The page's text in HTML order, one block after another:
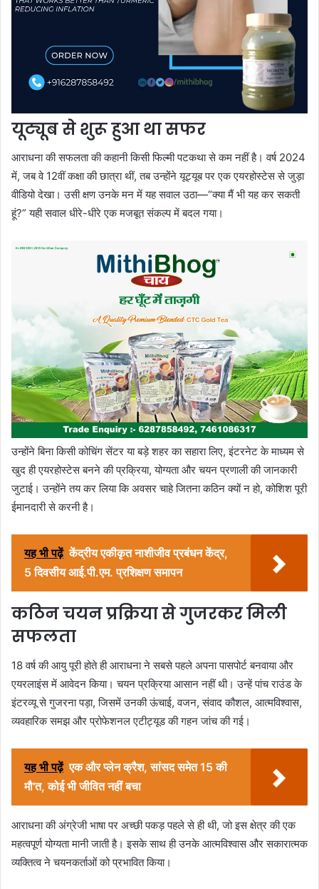
यूट्यूब से शुरू हुआ था सफर
आराधना की सफलता की कहानी किसी फिल्मी पटकथा से कम नहीं है। वर्ष 2024
में, जब वे 12वीं कक्षा की छात्रा थीं, तब उन्होंने यूट्यूब पर एक एयरहोस्टेस से जुड़ा
वीडियो देखा। उसी क्षण उनके मन में यह सवाल उठा—“क्या मैं भी यह कर सकती
हूं?” यही सवाल धीरे-धीरे एक मजबूत संकल्प में बदल गया।
उन्होंने बिना किसी कोचिंग सेंटर या बड़े शहर का सहारा लिए, इंटरनेट के माध्यम से
खुद ही एयरहोस्टेस बनने की प्रक्रिया, योग्यता और चयन प्रणाली की जानकारी
जुटाई। उन्होंने तय कर लिया कि अवसर चाहे जितना कठिन क्यों न हो, कोशिश पूरी
ईमानदारी से करनी है।
यह भी पढ़ें केंद्रीय एकीकृत नाशीजीव प्रबंधन केंद्र,
5 दिवसीय आई.पी.एम. प्रशिक्षण समापन
कठिन चयन प्रक्रिया से गुजरकर मिली
सफलता
18 वर्ष की आयु पूरी होते ही आराधना ने सबसे पहले अपना पासपोर्ट बनवाया और
एयरलाइंस में आवेदन किया। चयन प्रक्रिया आसान नहीं थी। उन्हें पांच राउंड के
इंटरव्यू से गुजरना पड़ा, जिसमें उनकी ऊंचाई, वजन, संवाद कौशल, आत्मविश्वास,
व्यवहारिक समझ और प्रोफेशनल एटीट्यूड की गहन जांच की गई।
यह भी पढ़ें एक और प्लेन क्रैश, सांसद समेत 15 की
मौ'त, कोई भी जीवित नहीं बचा
आराधना की अंग्रेजी भाषा पर अच्छी पकड़ पहले से ही थी, जो इस क्षेत्र की एक
महत्वपूर्ण योग्यता मानी जाती है। इसके साथ ही उनके आत्मविश्वास और सकारात्मक
व्यक्तित्व ने चयनकर्ताओं को प्रभावित किया।